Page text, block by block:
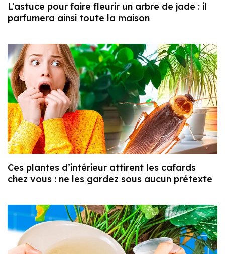
L’astuce pour faire fleurir un arbre de jade : il
parfumera ainsi toute la maison
Ces plantes d’intérieur attirent les cafards
chez vous : ne les gardez sous aucun prétexte